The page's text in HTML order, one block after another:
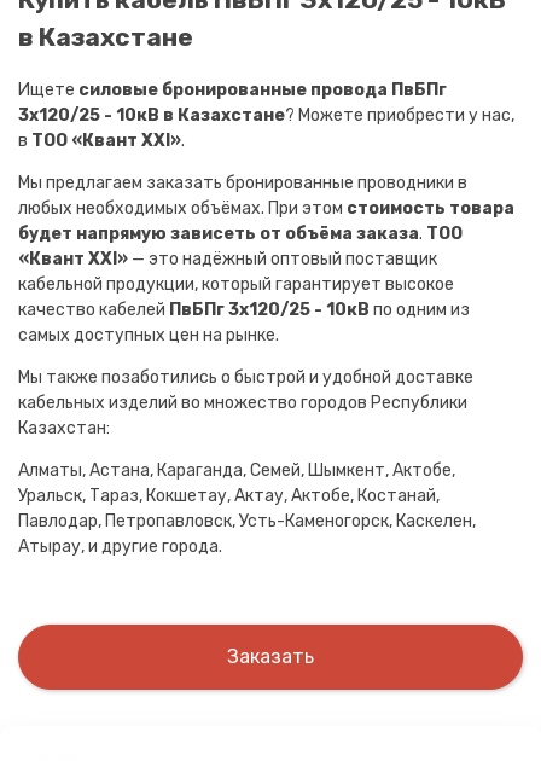
в Казахстане
Ищете силовые бронированные провода ПвБПг
3х120/25 - 10кВ в Казахстане? Можете приобрести у нас,
в ТОО «Квант XXI».
Мы предлагаем заказать бронированные проводники в
любых необходимых объёмах. При этом стоимость товара
будет напрямую зависеть от объёма заказа. ТОО
«Квант XXI» — это надёжный оптовый поставщик
кабельной продукции, который гарантирует высокое
качество кабелей ПвБПг 3х120/25 - 10кВ по одним из
самых доступных цен на рынке.
Мы также позаботились о быстрой и удобной доставке
кабельных изделий во множество городов Республики
Казахстан:
Алматы, Астана, Караганда, Семей, Шымкент, Актобе,
Уральск, Тараз, Кокшетау, Актау, Актобе, Костанай,
Павлодар, Петропавловск, Усть-Каменогорск, Каскелен,
Атырау, и другие города.
Заказать